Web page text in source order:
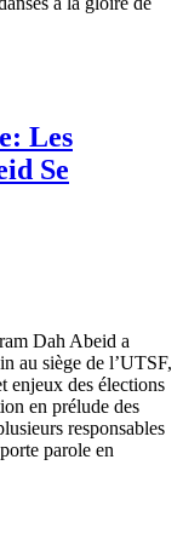
Les
Se
Dah Abeid a
au siège de l’UTSF,
enjeux des élections
en prélude des
responsables
parole en